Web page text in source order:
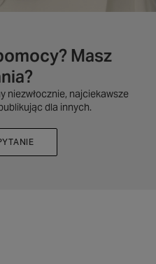
Masz
niezwłocznie, najciekawsze
dla innych.